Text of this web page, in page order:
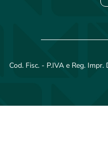
Cod. Fisc. - P.IVA e Reg.